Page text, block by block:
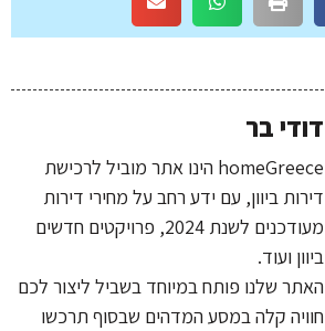
דודי בר
homeGreece הינו אתר מוביל לרכישת
דירות ביוון, עם ידע רחב על מחירי דירות
מעודכנים לשנת 2024, פרויקטים חדשים
ביוון ועוד.
האתר שלנו פותח במיוחד בשביל ליצור לכם
חוויה קלה במסע המדהים שבסוף תרכשו